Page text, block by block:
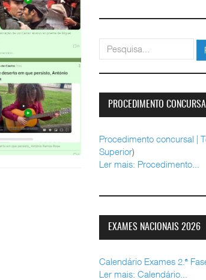
pesquisar
PROCEDIMENTO CONCURSAL
Procedimento concursal |
Superior)
Ler mais: Procedimento...
EXAMES NACIONAIS 2026
Calendário Exames 2.ª
Ler mais: Calendário...